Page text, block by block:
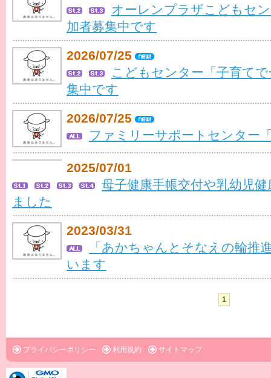
オーレンプラザこどもセ
加者募集中です
2026/07/25
こどもセンター「子育て
集中です
2026/07/25
ファミリーサポートセンター
2025/07/01
母子健康手帳交付や乳幼児
ました
2023/03/31
「あかちゃんとそなえの輪推
います
1
プライバシーポリシー 利用規約 サイトマップ